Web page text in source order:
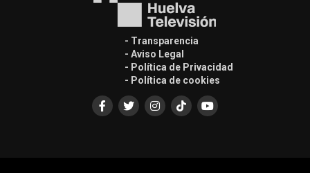
- Transparencia
- Aviso Legal
- Política de Privacidad
- Política de cookies